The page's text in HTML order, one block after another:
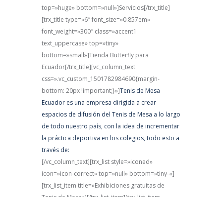
top=»huge» bottom=»null»]Servicios[/trx_title]
[trx_title type=»6″ font_size=»0.857em»
font_weight=»300″ class=»accent1
text_uppercase» top=»tiny»
bottom=»small»]Tienda Butterfly para
Ecuador[/trx_title][vc_column_text
css=».vc_custom_1501782984690{margin-
bottom: 20px !important;}»]Tenis de Mesa
Ecuador es una empresa dirigida a crear
espacios de difusión del Tenis de Mesa a lo largo
de todo nuestro país, con la idea de incrementar
la práctica deportiva en los colegios, todo esto a
través de:
[/vc_column_text][trx_list style=»iconed»
icon=»icon-correct» top=»null» bottom=»tiny-«]
[trx_list_item title=»Exhibiciones gratuitas de